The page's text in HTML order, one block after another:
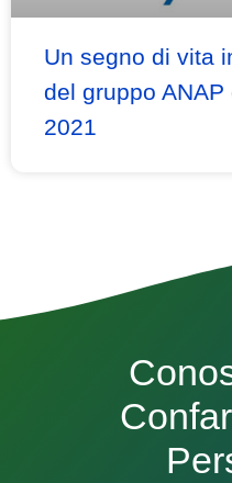
Un segno di vita
del gruppo
2021